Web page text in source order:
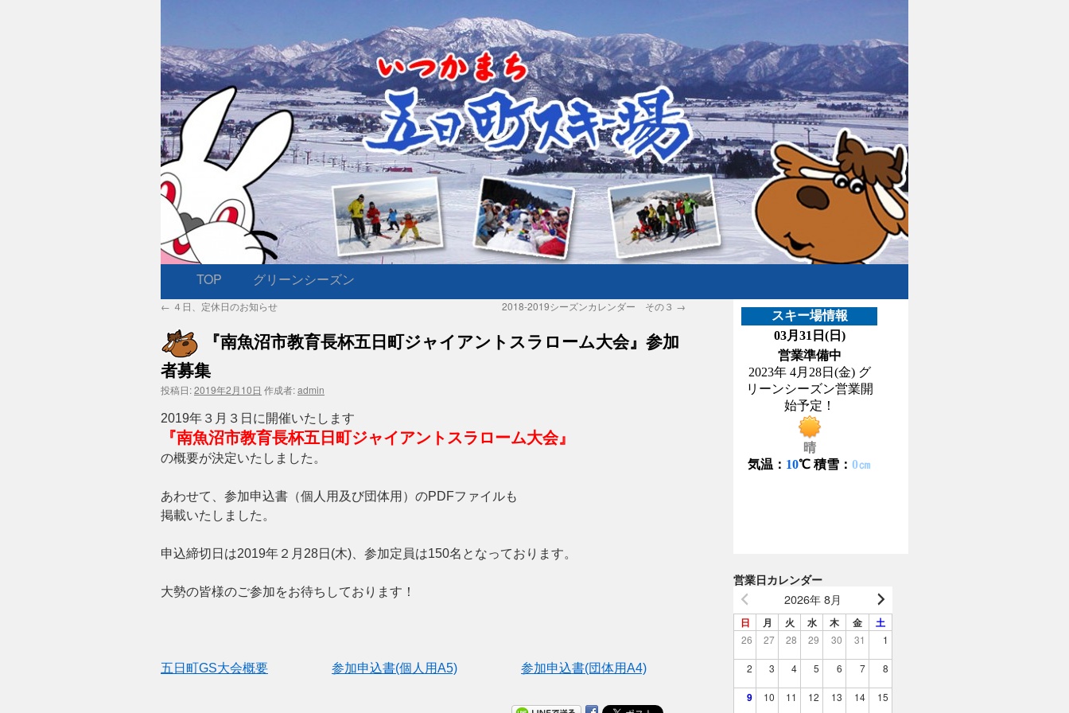
ン
テ
ン
へ
ス
キ
ッ
プ
TOP グリーンシーズン
← ４日、定休日のお知らせ 2018-2019シーズンカレンダー その３ →
『南魚沼市教育長杯五日町ジャイアントスラローム大会』参加
者募集
投稿日:2019年2月10日 作成者:admin
2019年３月３日に開催いたします
『南魚沼市教育長杯五日町ジャイアントスラローム大会』
の概要が決定いたしました。
あわせて、参加申込書（個人用及び団体用）のPDFファイルも
掲載いたしました。
申込締切日は2019年２月28日(木)、参加定員は150名となっております。
大勢の皆様のご参加をお待ちしております！
五日町GS大会概要 参加申込書(個人用A5) 参加申込書(団体用A4)
営業日カレンダー
2026年 8月
日 月 火 水 木 金 土
26 27 28 29 30 31 1
2 3 4 5 6 7 8
9 10 11 12 13 14 15